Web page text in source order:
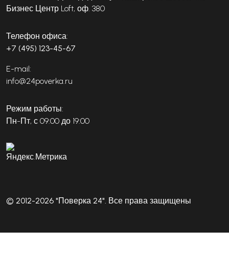
Бизнес Центр Loft, оф. 380
Телефон офиса:
+7 (495) 123-45-67
E-mail:
info@24poverka.ru
Режим работы:
Пн-Пт, с 09:00 до 19:00
© 2012-2026 "Поверка 24". Все права защищены